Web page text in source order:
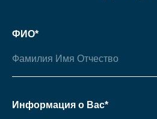
ФИО*
Информация о Вас*